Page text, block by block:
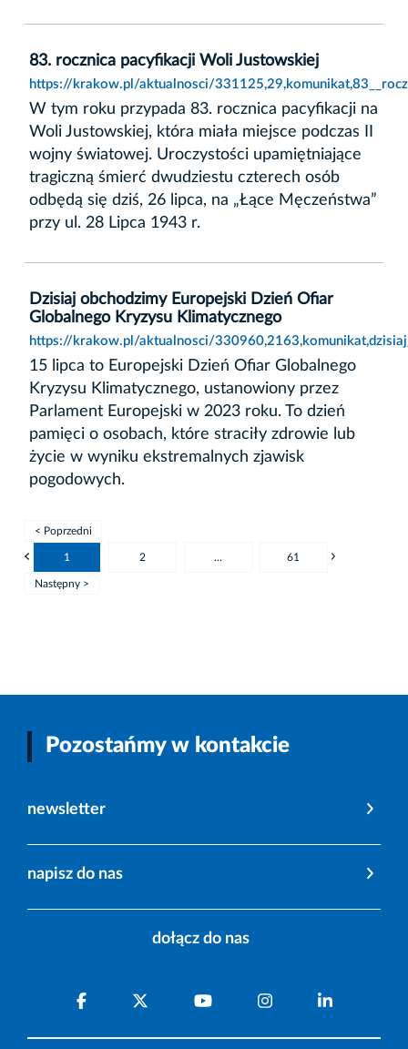
83. rocznica pacyfikacji Woli Justowskiej
https://krakow.pl/aktualnosci/
W tym roku przypada 83. rocznica pacyfikacji na
Woli Justowskiej, która miała miejsce podczas II
wojny światowej. Uroczystości upamiętniające
tragiczną śmierć dwudziestu czterech osób
odbędą się dziś, 26 lipca, na „Łące Męczeństwa”
przy ul. 28 Lipca 1943 r.
Dzisiaj obchodzimy Europejski Dzień Ofiar
Globalnego Kryzysu Klimatycznego
https://krakow.pl/aktualnosci/
15 lipca to Europejski Dzień Ofiar Globalnego
Kryzysu Klimatycznego, ustanowiony przez
Parlament Europejski w 2023 roku. To dzień
pamięci o osobach, które straciły zdrowie lub
życie w wyniku ekstremalnych zjawisk
pogodowych.
< Poprzedni
1 2 ... 61
Następny >
Pozostańmy w kontakcie
newsletter
napisz do nas
dołącz do nas